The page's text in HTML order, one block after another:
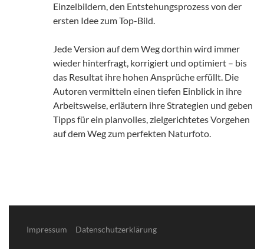
Einzelbildern, den Entstehungsprozess von der
ersten Idee zum Top-Bild.
Jede Version auf dem Weg dorthin wird immer
wieder hinterfragt, korrigiert und optimiert – bis
das Resultat ihre hohen Ansprüche erfüllt. Die
Autoren vermitteln einen tiefen Einblick in ihre
Arbeitsweise, erläutern ihre Strategien und geben
Tipps für ein planvolles, zielgerichtetes Vorgehen
auf dem Weg zum perfekten Naturfoto.
Impressum Datenschutzerklärung